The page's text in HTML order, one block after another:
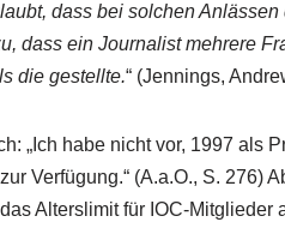
dass bei solchen
dass ein Journalist mehrere
die gestellte.“ (Jennings,
„Ich habe nicht vor, 1997 als
Verfügung.“ (A.a.O., S. 276)
Alterslimit für IOC-Mitglieder